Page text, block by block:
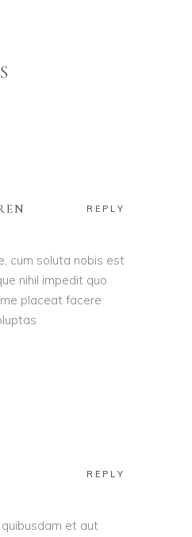
REPLY
cum soluta nobis est
nihil impedit quo
placeat facere
REPLY
et aut